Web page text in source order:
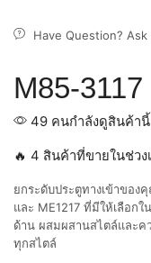
Have Question?
M85-3117
49 คนกำลังดูสินค้า
🔥 4 สินค้าที่ขายในช่ว
ยกระดับประตูทางเข้าของ
และ ME1217 ที่มีให้เลือก
ด้าน ผสมผสานสไตล์และค
ทุกสไตล์